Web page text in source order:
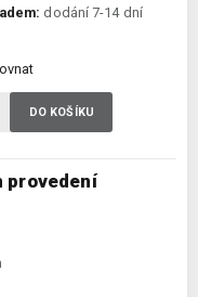
provedení
dodání 7-14 dní
DO KOŠÍKU